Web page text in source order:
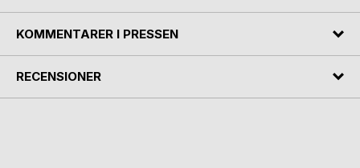
KOMMENTARER I PRESSEN
RECENSIONER